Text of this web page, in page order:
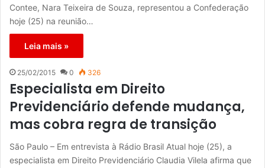
Contee, Nara Teixeira de Souza, representou a Confederação
hoje (25) na reunião…
Leia mais »
25/02/2015 0 326
Especialista em Direito
Previdenciário defende mudança,
mas cobra regra de transição
São Paulo – Em entrevista à Rádio Brasil Atual hoje (25), a
especialista em Direito Previdenciário Claudia Vilela afirma que